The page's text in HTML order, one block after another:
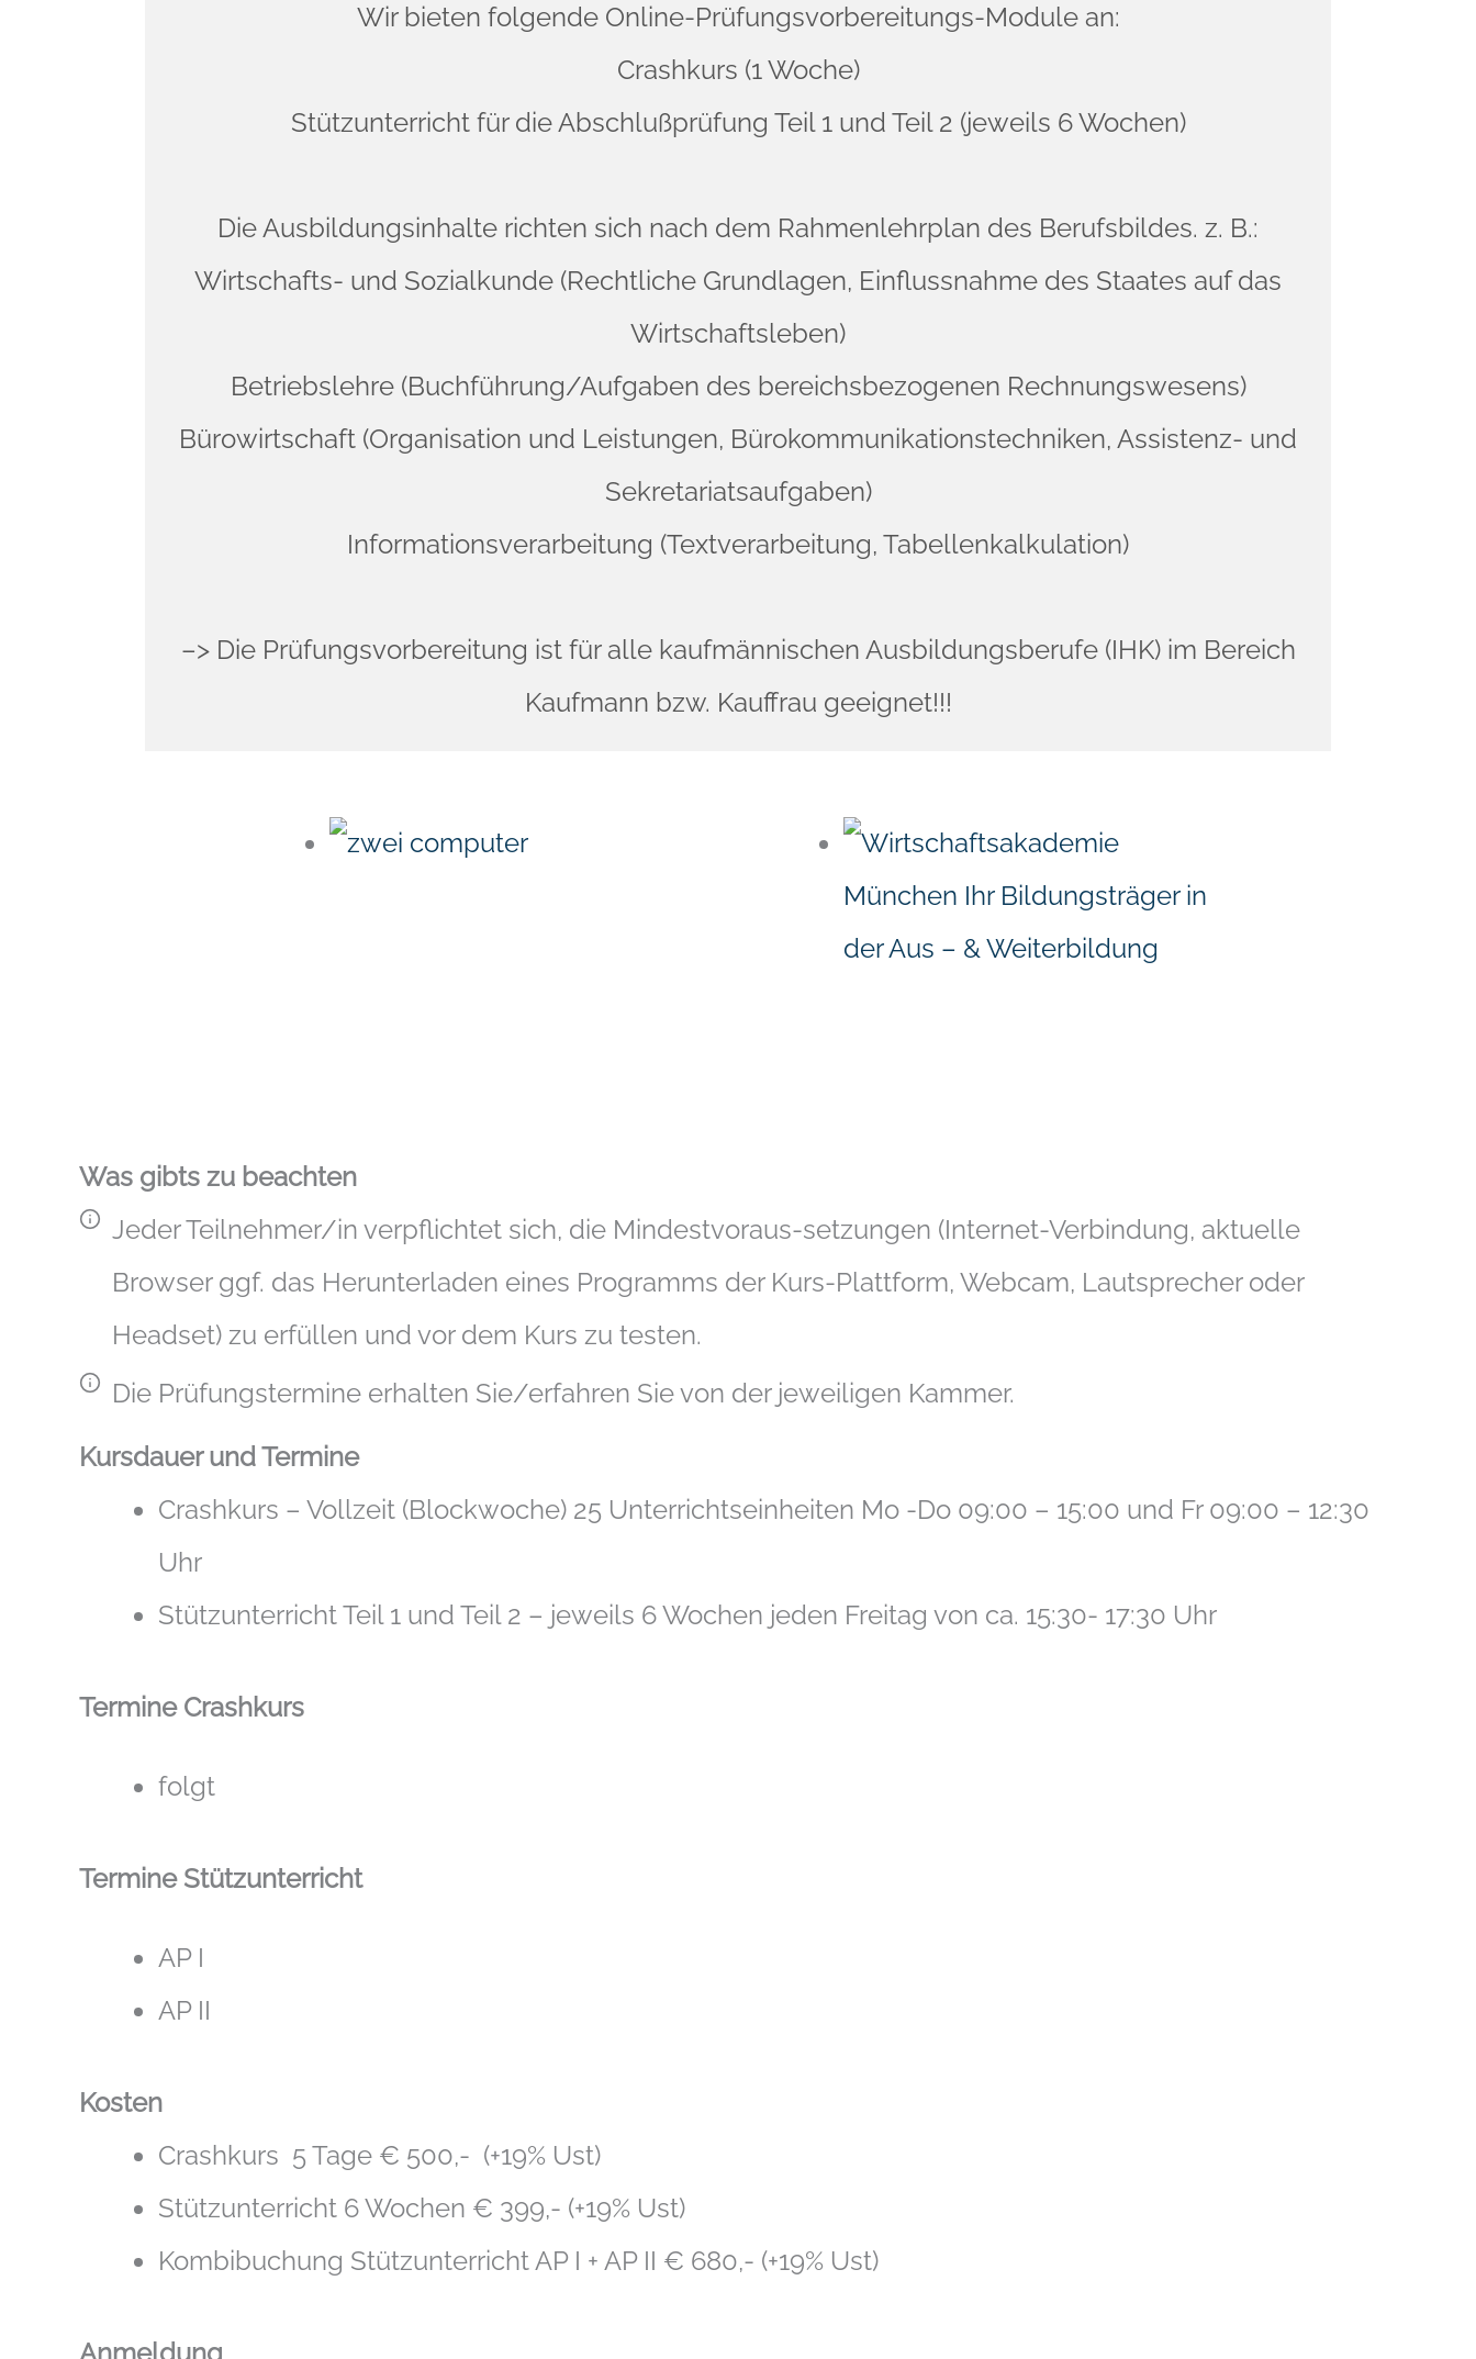
Wir bieten folgende Online-Prüfungsvorbereitungs-Module an:
Crashkurs (1 Woche)
Stützunterricht für die Abschlußprüfung Teil 1 und Teil 2 (jeweils 6 Wochen)
Die Ausbildungsinhalte richten sich nach dem Rahmenlehrplan des Berufsbildes. z. B.:
Wirtschafts- und Sozialkunde (Rechtliche Grundlagen, Einflussnahme des Staates auf das
Wirtschaftsleben)
Betriebslehre (Buchführung/Aufgaben des bereichsbezogenen Rechnungswesens)
Bürowirtschaft (Organisation und Leistungen, Bürokommunikationstechniken, Assistenz- und
Sekretariatsaufgaben)
Informationsverarbeitung (Textverarbeitung, Tabellenkalkulation)
–> Die Prüfungsvorbereitung ist für alle kaufmännischen Ausbildungsberufe (IHK) im Bereich
Kaufmann bzw. Kauffrau geeignet!!!
Was gibts zu beachten
Jeder Teilnehmer/in verpflichtet sich, die Mindestvoraus-setzungen (Internet-Verbindung, aktuelle
Browser ggf. das Herunterladen eines Programms der Kurs-Plattform, Webcam, Lautsprecher oder
Headset) zu erfüllen und vor dem Kurs zu testen.
Die Prüfungstermine erhalten Sie/erfahren Sie von der jeweiligen Kammer.
Kursdauer und Termine
Crashkurs – Vollzeit (Blockwoche) 25 Unterrichtseinheiten Mo -Do 09:00 – 15:00 und Fr 09:00 – 12:30
Uhr
Stützunterricht Teil 1 und Teil 2 – jeweils 6 Wochen jeden Freitag von ca. 15:30- 17:30 Uhr
Termine Crashkurs
folgt
Termine Stützunterricht
AP I
AP II
Kosten
Crashkurs 5 Tage € 500,- (+19% Ust)
Stützunterricht 6 Wochen € 399,- (+19% Ust)
Kombibuchung Stützunterricht AP I + AP II € 680,- (+19% Ust)